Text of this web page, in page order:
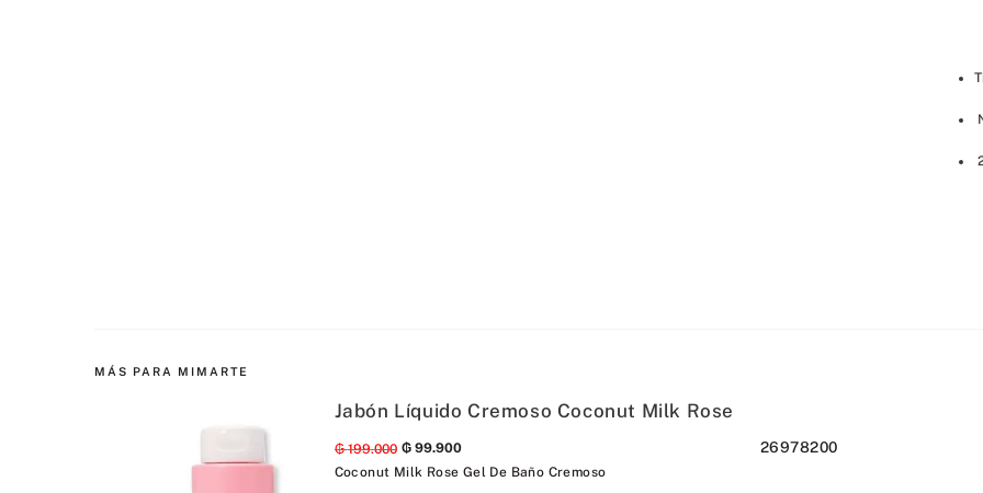
MÁS PARA MIMARTE
Jabón Líquido Cremoso Coconut Milk Rose
₲ 199.000 ₲ 99.900 26978200
Coconut Milk Rose Gel De Baño Cremoso